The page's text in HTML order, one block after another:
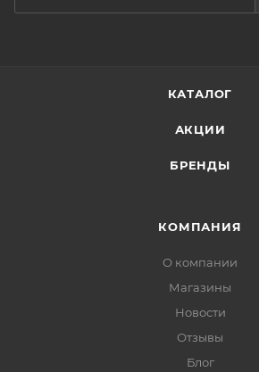
КАТАЛОГ
АКЦИИ
БРЕНДЫ
КОМПАНИЯ
О компании
Магазины
Новости
Отзывы
Блог